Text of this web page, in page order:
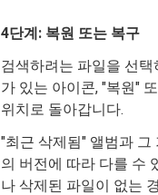
4단계: 복원 또는 복구
검색하려는 파일을 선
가 있는 아이콘, "복원"
위치로 돌아갑니다.
"최근 삭제됨" 앨범과 그
의 버전에 따라 다를 수
나 삭제된 파일이 없는